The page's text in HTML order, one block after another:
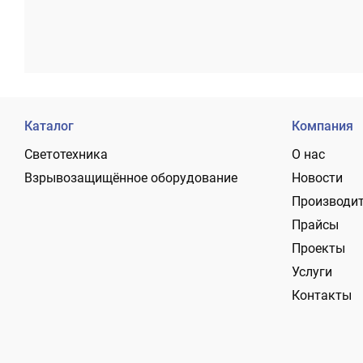
Каталог
Светотехника
Взрывозащищённое оборудование
Компания
О нас
Новости
Прайсы
Проекты
Услуги
Контакты